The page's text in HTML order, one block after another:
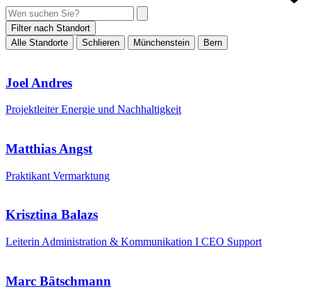
Filter nach Standort
Alle Standorte
Schlieren Münchenstein Bern
Joel Andres
Projektleiter Energie und Nachhaltigkeit
Matthias Angst
Praktikant Vermarktung
Krisztina Balazs
Leiterin Administration & Kommunikation I CEO Support
Marc Bätschmann